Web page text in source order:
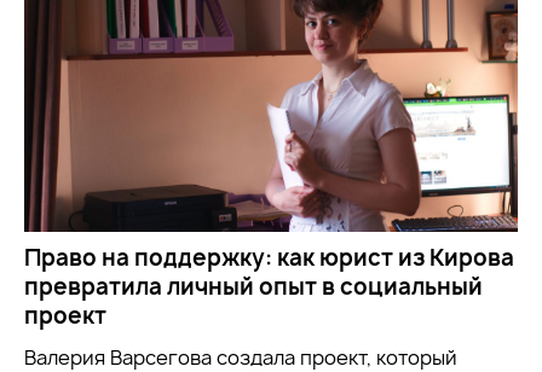
Право на поддержку: как юрист из Кирова
превратила личный опыт в социальный
проект
Валерия Варсегова создала проект, который